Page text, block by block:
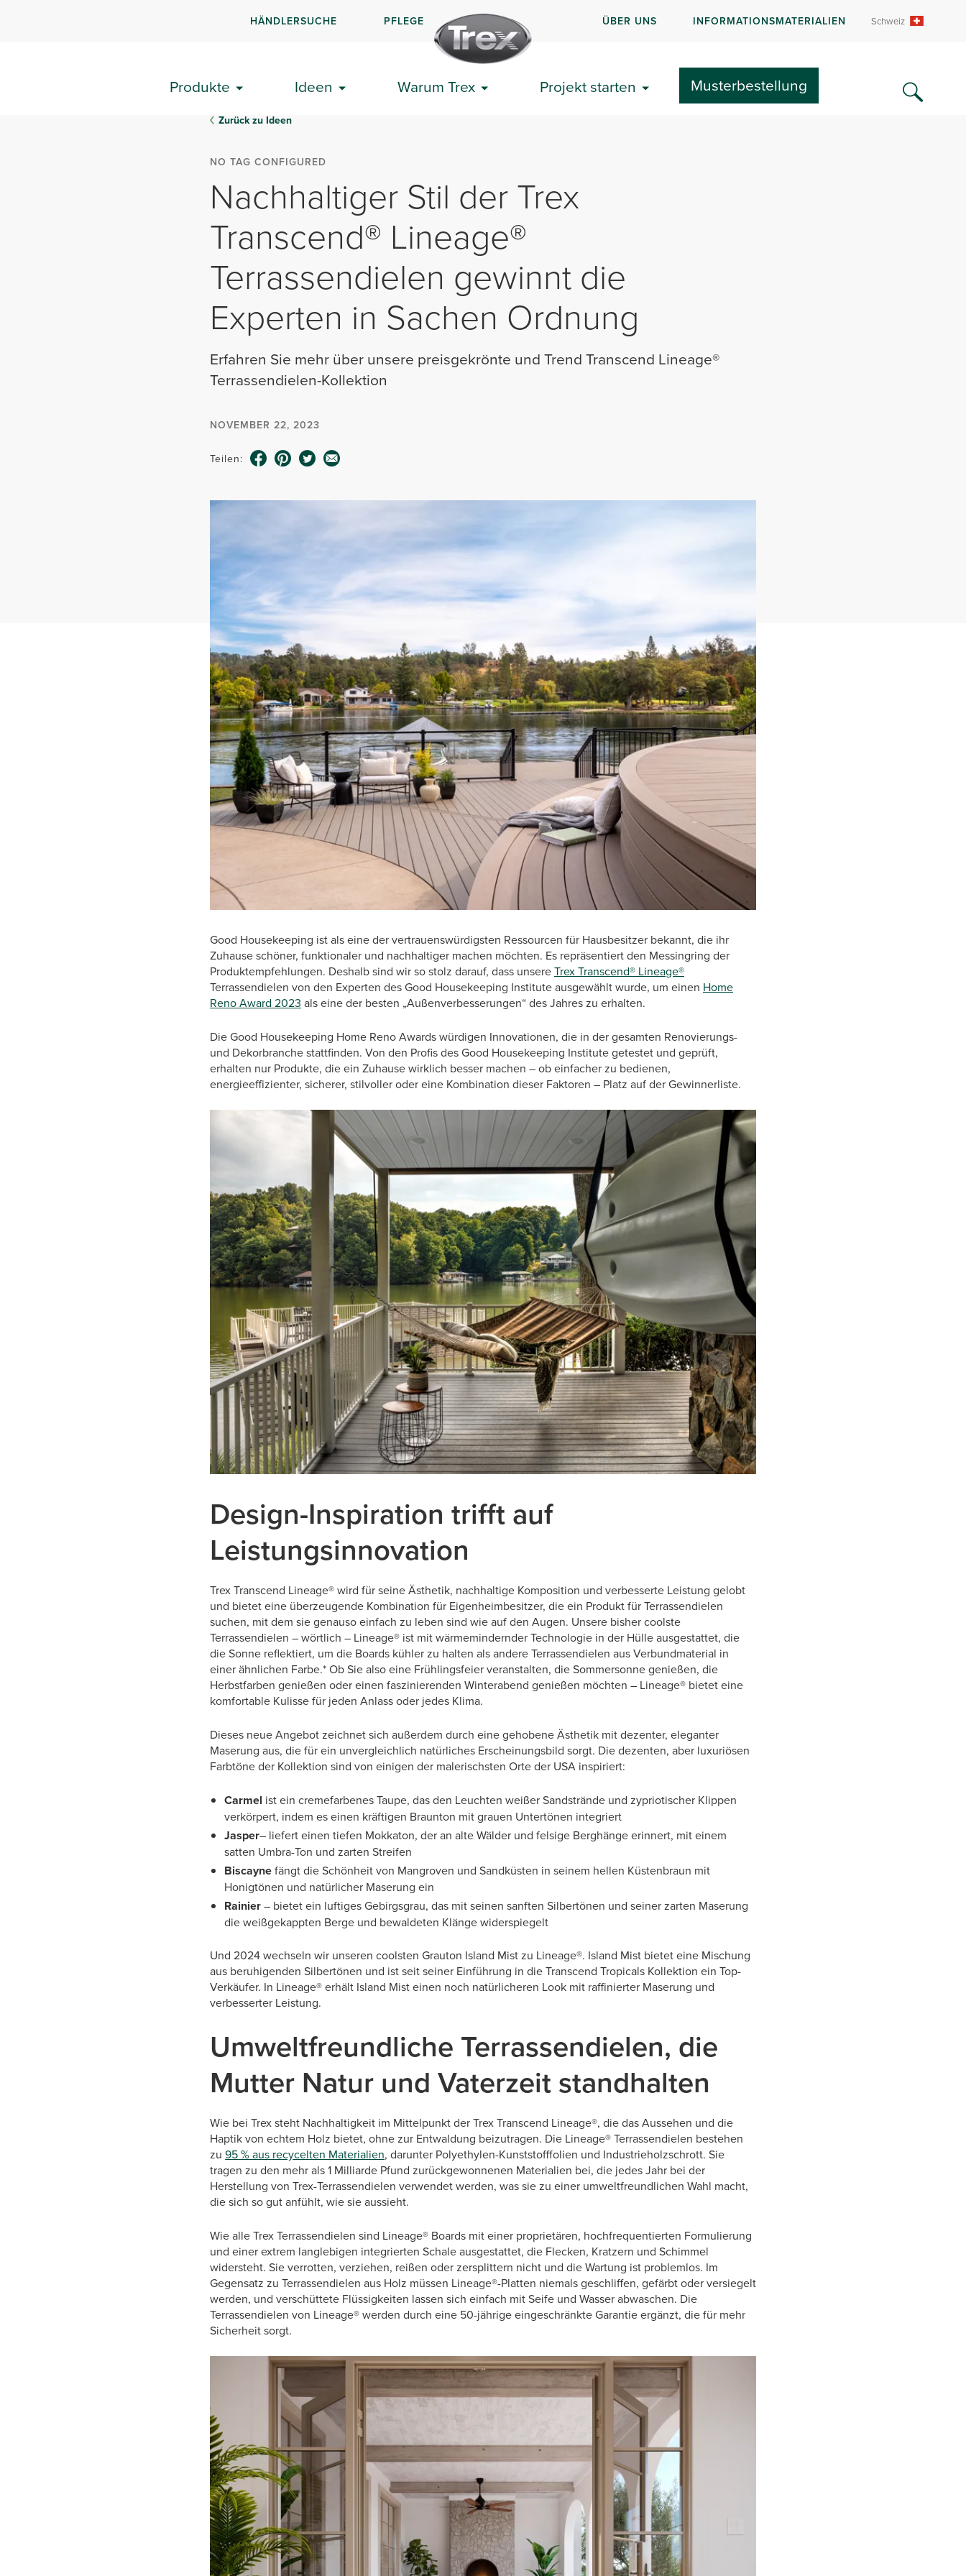
HÄNDLERSUCHE PFLEGE ÜBER UNS INFORMATIONSMATERIALIEN Schweiz
Produkte Ideen Warum Trex Projekt starten Musterbestellung
Zurück zu Ideen
NO TAG CONFIGURED
Nachhaltiger Stil der Trex
Transcend® Lineage®
Terrassendielen gewinnt die
Experten in Sachen Ordnung
Erfahren Sie mehr über unsere preisgekrönte und Trend Transcend Lineage®
Terrassendielen-Kollektion
NOVEMBER 22, 2023
Teilen:
Good Housekeeping ist als eine der vertrauenswürdigsten Ressourcen für Hausbesitzer bekannt, die ihr
Zuhause schöner, funktionaler und nachhaltiger machen möchten. Es repräsentiert den Messingring der
Produktempfehlungen. Deshalb sind wir so stolz darauf, dass unsereTrex Transcend® Lineage®
Terrassendielen von den Experten des Good Housekeeping Institute ausgewählt wurde, um einen Home
Reno Award 2023 als eine der besten „Außenverbesserungen“ des Jahres zu erhalten.
Die Good Housekeeping Home Reno Awards würdigen Innovationen, die in der gesamten Renovierungs-
und Dekorbranche stattfinden. Von den Profis des Good Housekeeping Institute getestet und geprüft,
erhalten nur Produkte, die ein Zuhause wirklich besser machen – ob einfacher zu bedienen,
energieeffizienter, sicherer, stilvoller oder eine Kombination dieser Faktoren – Platz auf der Gewinnerliste.
Design-Inspiration trifft auf
Leistungsinnovation
Trex Transcend Lineage® wird für seine Ästhetik, nachhaltige Komposition und verbesserte Leistung gelobt
und bietet eine überzeugende Kombination für Eigenheimbesitzer, die ein Produkt für Terrassendielen
suchen, mit dem sie genauso einfach zu leben sind wie auf den Augen. Unsere bisher coolste
Terrassendielen – wörtlich – Lineage® ist mit wärmemindernder Technologie in der Hülle ausgestattet, die
die Sonne reflektiert, um die Boards kühler zu halten als andere Terrassendielen aus Verbundmaterial in
einer ähnlichen Farbe.* Ob Sie also eine Frühlingsfeier veranstalten, die Sommersonne genießen, die
Herbstfarben genießen oder einen faszinierenden Winterabend genießen möchten – Lineage® bietet eine
komfortable Kulisse für jeden Anlass oder jedes Klima.
Dieses neue Angebot zeichnet sich außerdem durch eine gehobene Ästhetik mit dezenter, eleganter
Maserung aus, die für ein unvergleichlich natürliches Erscheinungsbild sorgt. Die dezenten, aber luxuriösen
Farbtöne der Kollektion sind von einigen der malerischsten Orte der USA inspiriert:
Carmel ist ein cremefarbenes Taupe, das den Leuchten weißer Sandstrände und zypriotischer Klippen
verkörpert, indem es einen kräftigen Braunton mit grauen Untertönen integriert
Jasper– liefert einen tiefen Mokkaton, der an alte Wälder und felsige Berghänge erinnert, mit einem
satten Umbra-Ton und zarten Streifen
Biscaynefängt die Schönheit von Mangroven und Sandküsten in seinem hellen Küstenbraun mit
Honigtönen und natürlicher Maserung ein
Rainier– bietet ein luftiges Gebirgsgrau, das mit seinen sanften Silbertönen und seiner zarten Maserung
die weißgekappten Berge und bewaldeten Klänge widerspiegelt
Und 2024 wechseln wir unseren coolsten Grauton Island Mist zu Lineage®. Island Mist bietet eine Mischung
aus beruhigenden Silbertönen und ist seit seiner Einführung in die Transcend Tropicals Kollektion ein Top-
Verkäufer. In Lineage® erhält Island Mist einen noch natürlicheren Look mit raffinierter Maserung und
verbesserter Leistung.
Umweltfreundliche Terrassendielen, die
Mutter Natur und Vaterzeit standhalten
Wie bei Trex steht Nachhaltigkeit im Mittelpunkt der Trex Transcend Lineage®, die das Aussehen und die
Haptik von echtem Holz bietet, ohne zur Entwaldung beizutragen. Die Lineage® Terrassendielen bestehen
zu 95 % aus recycelten Materialien, darunter Polyethylen-Kunststofffolien und Industrieholzschrott. Sie
tragen zu den mehr als 1 Milliarde Pfund zurückgewonnenen Materialien bei, die jedes Jahr bei der
Herstellung von Trex-Terrassendielen verwendet werden, was sie zu einer umweltfreundlichen Wahl macht,
die sich so gut anfühlt, wie sie aussieht.
Wie alle Trex Terrassendielen sind Lineage® Boards mit einer proprietären, hochfrequentierten Formulierung
und einer extrem langlebigen integrierten Schale ausgestattet, die Flecken, Kratzern und Schimmel
widersteht. Sie verrotten, verziehen, reißen oder zersplittern nicht und die Wartung ist problemlos. Im
Gegensatz zu Terrassendielen aus Holz müssen Lineage®-Platten niemals geschliffen, gefärbt oder versiegelt
werden, und verschüttete Flüssigkeiten lassen sich einfach mit Seife und Wasser abwaschen. Die
Terrassendielen von Lineage® werden durch eine 50-jährige eingeschränkte Garantie ergänzt, die für mehr
Sicherheit sorgt.